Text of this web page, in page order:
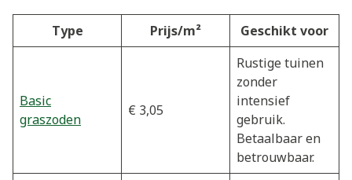
Type Prijs/m² Geschikt voor
Basic
graszoden
€ 3,05
Rustige tuinen
zonder
intensief
gebruik.
Betaalbaar en
betrouwbaar.